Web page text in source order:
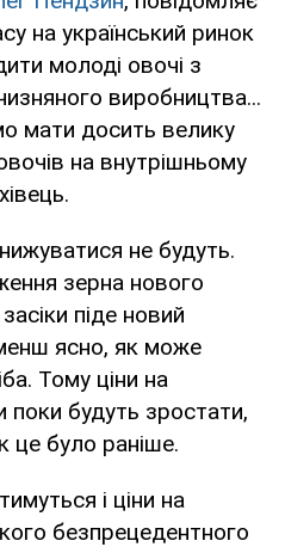
на український ринок
молоді овочі з
виробництва...
мати досить велику
на внутрішньому
не будуть.
зерна нового
піде новий
ясно, як може
Тому ціни на
поки будуть зростати,
це було раніше.
і ціни на
безпрецедентного